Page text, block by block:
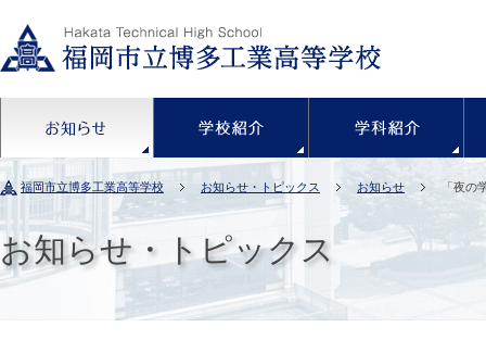
福岡市立博多工業高等学校 お知らせ・トピックス お知らせ 「夜の
お知らせ・トピックス